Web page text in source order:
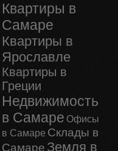
Квартиры в
Самаре
Квартиры в
Ярославле
Квартиры в
Греции
Недвижимость
в Самаре Офисы
в Самаре Склады в
Самаре Земля в